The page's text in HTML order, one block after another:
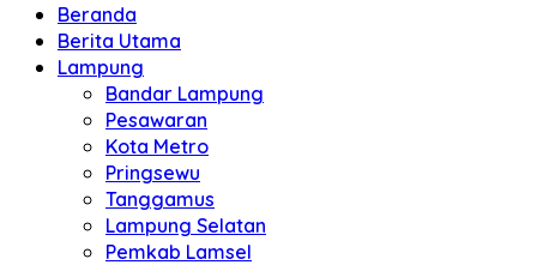
Beranda
Berita Utama
Lampung
Bandar Lampung
Pesawaran
Kota Metro
Pringsewu
Tanggamus
Lampung Selatan
Pemkab Lamsel